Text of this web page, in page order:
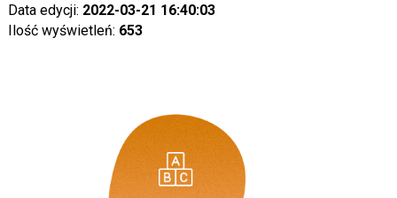
Data edycji: 2022-03-21 16:40:03
Ilość wyświetleń: 653